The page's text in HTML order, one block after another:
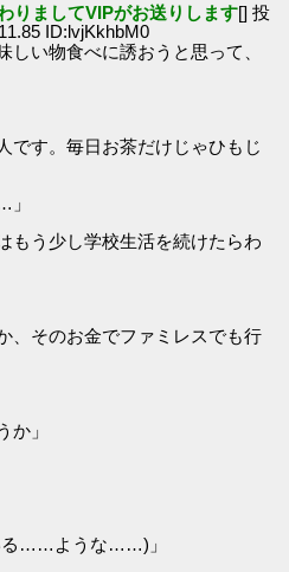
りましてVIPがお送りします[] 投
ID:lvjKkhbM0
しい物食べに誘おうと思って、
です。毎日お茶だけじゃひもじ
う少し学校生活を続けたらわ
、そのお金でファミレスでも行
か」
る……ような……)」